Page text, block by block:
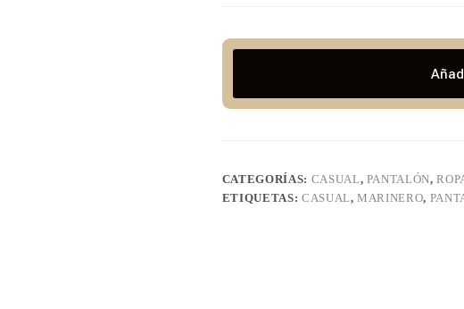
CATEGORÍAS: CASUAL, PANTALÓN,
ETIQUETAS: CASUAL,MARINERO,